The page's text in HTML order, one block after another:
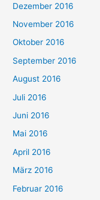
Dezember 2016
November 2016
Oktober 2016
September 2016
August 2016
Juli 2016
Juni 2016
Mai 2016
April 2016
März 2016
Februar 2016